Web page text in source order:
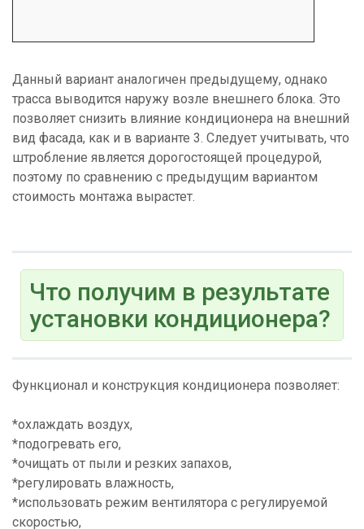
Данный вариант аналогичен предыдущему, однако
трасса выводится наружу возле внешнего блока. Это
позволяет снизить влияние кондиционера на внешний
вид фасада, как и в варианте 3. Следует учитывать, что
штробление является дорогостоящей процедурой,
поэтому по сравнению с предыдущим вариантом
стоимость монтажа вырастет.
Что получим в результате
установки кондиционера?
Функционал и конструкция кондиционера позволяет:
*охлаждать воздух,
*подогревать его,
*очищать от пыли и резких запахов,
*регулировать влажность,
*использовать режим вентилятора с регулируемой
скоростью,